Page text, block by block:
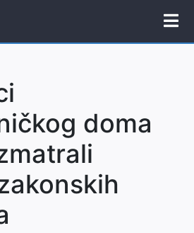
doma